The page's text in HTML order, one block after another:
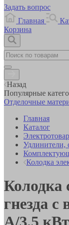
Задать вопрос
Главная
Корзина
Назад
Популярные
Отделочные
Главная
Каталог
Удлинители,
Колодка
Колодка
гнезда